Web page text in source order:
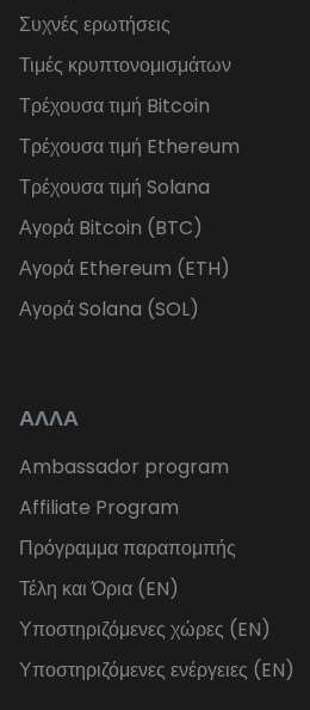
Συχνές ερωτήσεις
Τιμές κρυπτονομισμάτων
Τρέχουσα τιμή Bitcoin
Τρέχουσα τιμή Ethereum
Τρέχουσα τιμή Solana
Αγορά Bitcoin (BTC)
Αγορά Ethereum (ETH)
Αγορά Solana (SOL)
ΑΛΛΑ
Ambassador program
Affiliate Program
Πρόγραμμα παραπομπής
Τέλη και Όρια (EN)
Υποστηριζόμενες χώρες (EN)
Υποστηριζόμενες ενέργειες (EN)